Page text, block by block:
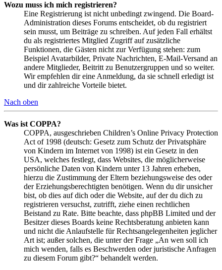
Wozu muss ich mich registrieren?
Eine Registrierung ist nicht unbedingt zwingend. Die Board-
Administration dieses Forums entscheidet, ob du registriert
sein musst, um Beiträge zu schreiben. Auf jeden Fall erhältst
du als registriertes Mitglied Zugriff auf zusätzliche
Funktionen, die Gästen nicht zur Verfügung stehen: zum
Beispiel Avatarbilder, Private Nachrichten, E-Mail-Versand an
andere Mitglieder, Beitritt zu Benutzergruppen und so weiter.
Wir empfehlen dir eine Anmeldung, da sie schnell erledigt ist
und dir zahlreiche Vorteile bietet.
Nach oben
Was ist COPPA?
COPPA, ausgeschrieben Children’s Online Privacy Protection
Act of 1998 (deutsch: Gesetz zum Schutz der Privatsphäre
von Kindern im Internet von 1998) ist ein Gesetz in den
USA, welches festlegt, dass Websites, die möglicherweise
persönliche Daten von Kindern unter 13 Jahren erheben,
hierzu die Zustimmung der Eltern beziehungsweise des oder
der Erziehungsberechtigten benötigen. Wenn du dir unsicher
bist, ob dies auf dich oder die Website, auf der du dich zu
registrieren versuchst, zutrifft, ziehe einen rechtlichen
Beistand zu Rate. Bitte beachte, dass phpBB Limited und der
Besitzer dieses Boards keine Rechtsberatung anbieten kann
und nicht die Anlaufstelle für Rechtsangelegenheiten jeglicher
Art ist; außer solchen, die unter der Frage „An wen soll ich
mich wenden, falls es Beschwerden oder juristische Anfragen
zu diesem Forum gibt?“ behandelt werden.